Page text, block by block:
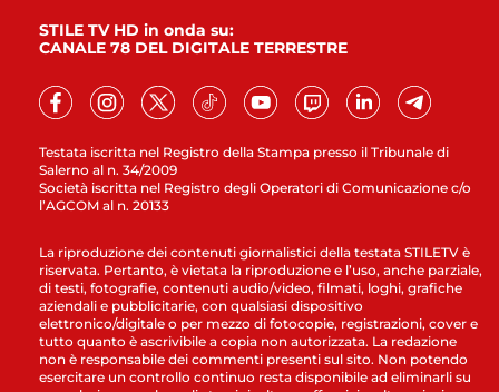
Testata iscritta nel Registro della Stampa presso il Tribunale di
Salerno al n. 34/2009
Società iscritta nel Registro degli Operatori di Comunicazione c/o
l’AGCOM al n. 20133
STILE TV HD in onda su:
CANALE 78 DEL DIGITALE TERRESTRE
La riproduzione dei contenuti giornalistici della testata STILETV è
riservata. Pertanto, è vietata la riproduzione e l’uso, anche parziale,
di testi, fotografie, contenuti audio/video, filmati, loghi, grafiche
aziendali e pubblicitarie, con qualsiasi dispositivo
elettronico/digitale o per mezzo di fotocopie, registrazioni, cover e
tutto quanto è ascrivibile a copia non autorizzata. La redazione
non è responsabile dei commenti presenti sul sito. Non potendo
esercitare un controllo continuo resta disponibile ad eliminarli su